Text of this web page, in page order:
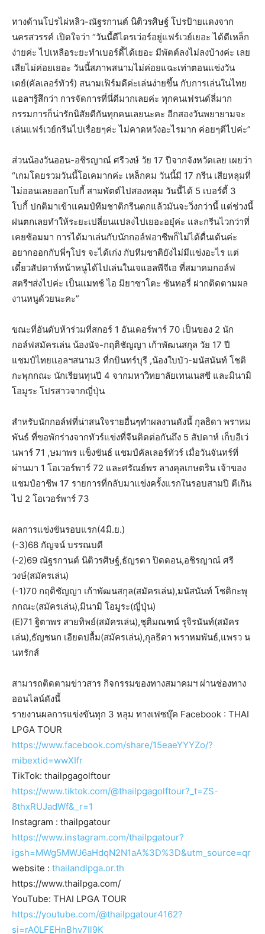
ทางด้านโปรไผ่หลิว-ณัฐรกานต์ นิติวรศิษฐ์ โปรป้ายแดงจาก
นครสวรรค์ เปิดใจว่า “วันนี้ตีไดรเว่อร์อยู่แฟร์เวย์เยอะ ได้ตีเหล็ก
ง่ายค่ะ ไปเหลือระยะทำเบอร์ดี้ได้เยอะ มีพัตต์ลงไม่ลงบ้างค่ะ เลย
เสียไม่ค่อยเยอะ วันนี้สภาพสนามไม่ค่อยแฉะเท่าตอนแข่งวัน
เดย์(คัลเลอร์ทัวร์) สนามเฟิร์มดีค่ะเล่นง่ายขึ้น กับการเล่นในไทย
แอลฯรู้สึกว่า การจัดการที่นี่ดีมากเลยค่ะ ทุกคนเฟรนด์ลี่มาก
กรรมการก็น่ารักนิสัยดีกันทุกคนเลยนะคะ อีกสองวันพยายามจะ
เล่นแฟร์เวย์กรีนไปเรื่อยๆค่ะ ไม่คาดหวังอะไรมาก ค่อยๆตีไปค่ะ”
ส่วนน้องวันออน-อชิรญาณ์ ศรีวงษ์ วัย 17 ปีจากจังหวัดเลย เผยว่า
“เกมโดยรวมวันนี้โอเคมากค่ะ เหล็กคม วันนี้มี 17 กรีน เสียหลุมที่
ไม่ออนเลยออกโบกี้ สามพัตต์ไปสองหลุม วันนี้ได้ 5 เบอร์ดี้ 3
โบกี้ ปกติมาเข้าแคมป์ทีมชาติกรีนตกแล้วมันจะวิ่งกว่านี้ แต่ช่วงนี้
ฝนตกเลยทำให้ระยะเปลี่ยนแปลงไปเยอะอยุ๋ค่ะ และกรีนไวกว่าที่
เคยซ้อมมา การได้มาเล่นกับนักกอล์ฟอาชีพก็ไม่ได้ตื่นเต้นค่ะ
อยากออกกับพี่ๆโปร จะได้เก่ง กับทีมชาติยังไม่มีแข่งอะไร แต่
เดี๋ยวสัปดาห์หน้าหนูได้ไปเล่นในเจแอลพีจีเอ ที่สมาคมกอล์ฟ
สตรีฯส่งไปค่ะ เป็นแมทช์ ไอ มิยาซาโตะ ซันทอรี่ ฝากติดตามผล
งานหนูด้วยนะคะ”
ขณะที่อันดับห้าร่วมที่สกอร์ 1 อันเดอร์พาร์ 70 เป็นของ 2 นัก
กอล์ฟสมัครเล่น น้องนัจ-กฤติชัญญา เก้าพัฒนสกุล วัย 17 ปี
แชมป์ไทยแอลฯสนาม3 ที่กบินทร์บุรี ,น้องใบบัว-มนัสนันท์ โชติ
กะพุกกณะ นักเรียนทุนปี 4 จากมหาวิทยาลัยเทนเนสซี และมินามิ
โอมูระ โปรสาวจากญี่ปุ่น
สำหรับนักกอล์ฟที่น่าสนใจรายอื่นๆทำผลงานดังนี้ กุลธิดา พราหม
พันธ์ ที่ขอพักร่างจากทัวร์แข่งที่จีนติดต่อกันถึง 5 สัปดาห์ เก็บอีเว่
นพาร์ 71 ,ษมาพร แข็งขันธ์ แชมป์คัลเลอร์ทัวร์ เมื่อวันจันทร์ที่
ผ่านมา 1 โอเวอร์พาร์ 72 และศรัณย์พร ลางคุลเกษตริน เจ้าของ
แชมป์อาชีพ 17 รายการที่กลับมาแข่งครั้งแรกในรอบสามปี ตีเกิน
ไป 2 โอเวอร์พาร์ 73
ผลการแข่งขันรอบแรก(4มิ.ย.)
(-3)68 กัญจน์ บรรณบดี
(-2)69 ณัฐรกานต์ นิติวรศิษฐ์,ธัญรดา ปิดดอน,อชิรญาณ์ ศรี
วงษ์(สมัครเล่น)
(-1)70 กฤติชัญญา เก้าพัฒนสกุล(สมัครเล่น),มนัสนันท์ โชติกะพุ
กกณะ(สมัครเล่น),มินามิ โอมูระ(ญี่ปุ่น)
(E)71 ฐิตาพร สายทิพย์(สมัครเล่น),ชุติมณฑน์ รุจิรนันท์(สมัคร
เล่น),ธัญชนก เอียดปลื้ม(สมัครเล่น),กุลธิดา พราหมพันธ์,แพรว น
นทรักส์
สามารถติดตามข่าวสาร กิจกรรมของทางสมาคมฯ ผ่านช่องทาง
ออนไลน์ดังนี้
รายงานผลการแข่งขันทุก 3 หลุม ทางเฟซบุ๊ค Facebook : THAI
LPGA TOUR
https://www.facebook.com/share/15eaeYYYZo/?
mibextid=wwXIfr
TikTok: thailpgagolftour
https://www.tiktok.com/@thailpgagolftour?_t=ZS-
8thxRUJadWf&_r=1
Instagram : thailpgatour
https://www.instagram.com/thailpgatour?
igsh=MWg5MWJ6aHdqN2N1aA%3D%3D&utm_source=qr
website : thailandlpga.or.th
https://www.thailpga.com/
YouTube: THAI LPGA TOUR
https://youtube.com/@thailpgatour4162?
si=rA0LFEHnBhv7Il9K